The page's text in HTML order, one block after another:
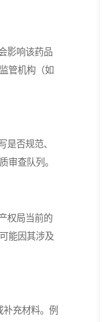
影响该药品
管机构（如
否规范、
审查队列。
权局当前的
能因其涉及
充材料。例